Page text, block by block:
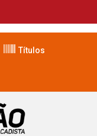
Títulos